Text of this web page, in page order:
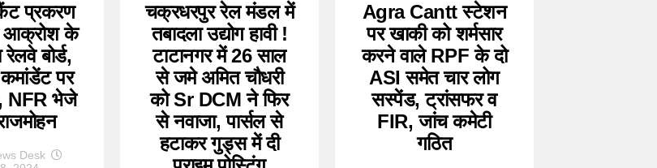
प्रकरण
आक्रोश के
बोर्ड,
पर
NFR भेजे
Desk
चक्रधरपुर रेल मंडल में
तबादला उद्योग हावी !
टाटानगर में 26 साल
से जमे अमित चौधरी
को Sr DCM ने फिर
से नवाजा, पार्सल से
हटाकर गुड्स में दी
Agra Cantt स्टेशन
पर खाकी को शर्मसार
करने वाले RPF के दो
ASI समेत चार लोग
सस्पेंड, ट्रांसफर व
FIR, जांच कमेटी
गठित